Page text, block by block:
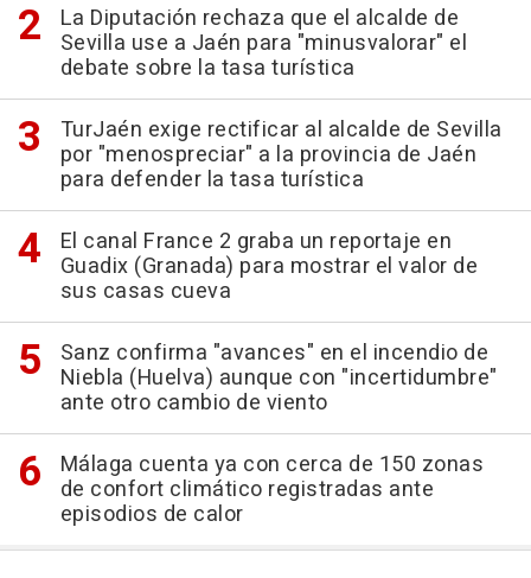
La Diputación rechaza que el alcalde de
Sevilla use a Jaén para "minusvalorar" el
debate sobre la tasa turística
TurJaén exige rectificar al alcalde de Sevilla
por "menospreciar" a la provincia de Jaén
para defender la tasa turística
El canal France 2 graba un reportaje en
Guadix (Granada) para mostrar el valor de
sus casas cueva
Sanz confirma "avances" en el incendio de
Niebla (Huelva) aunque con "incertidumbre"
ante otro cambio de viento
Málaga cuenta ya con cerca de 150 zonas
de confort climático registradas ante
episodios de calor